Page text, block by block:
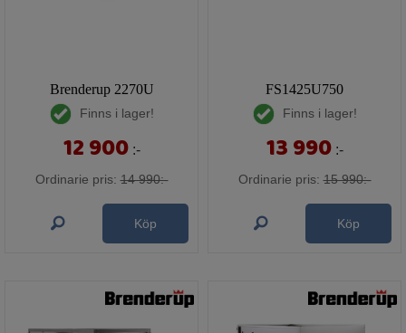
Brenderup 2270U
Finns i lager!
12 900 :-
Ordinarie pris: 14 990:-
Köp
FS1425U750
Finns i lager!
13 990 :-
Ordinarie pris: 15 990:-
Köp